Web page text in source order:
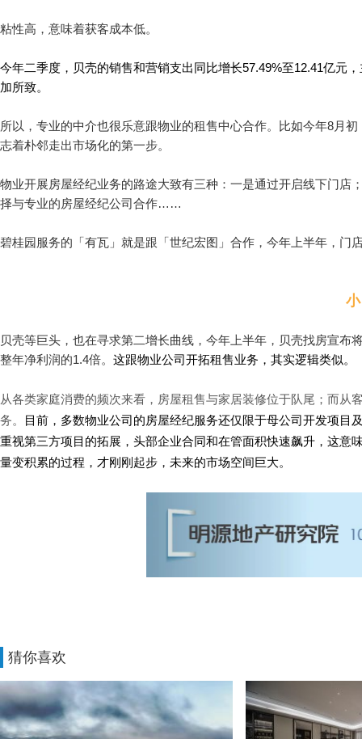
粘性高，意味着获客成本低。
今年二季度，贝壳的销售和营销支出同比增长57.49%至12.41亿元
加所致。
所以，专业的中介也很乐意跟物业的租售中心合作。比如今年8月
志着朴邻走出市场化的第一步。
物业开展房屋经纪业务的路途大致有三种：一是通过开启线下门
择与专业的房屋经纪公司合作……
碧桂园服务的「有瓦」就是跟「世纪宏图」合作，今年上半年，门
贝壳等巨头，也在寻求第二增长曲线，今年上半年，贝壳找房宣
整年净利润的1.4倍。 这跟物业公司开拓租售业务，其实逻辑类似。
从各类家庭消费的频次来看，房屋租售与家居装修位于队尾；而
务。
目前，多数物业公司的房屋经纪服务还仅限于母公司开发项
重视第三方项目的拓展，头部企业合同和在管面积快速飙升，这
量变积累的过程，才刚刚起步，未来的市场空间巨大。
猜你喜欢